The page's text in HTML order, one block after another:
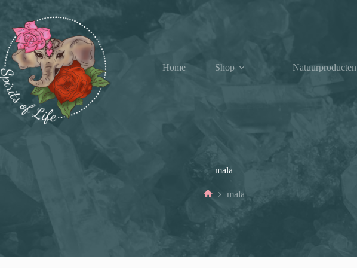
inhoud
Home Shop Natuurproducten
mala
mala